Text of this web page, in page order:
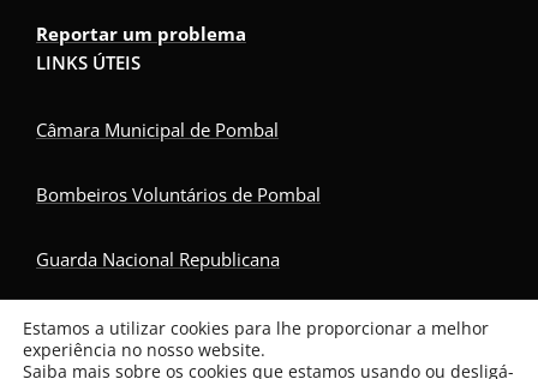
Reportar um problema
LINKS ÚTEIS
Câmara Municipal de Pombal
Bombeiros Voluntários de Pombal
Guarda Nacional Republicana
Serviço Nacional de Saúde
Estamos a utilizar cookies para lhe proporcionar a melhor
experiência no nosso website.
Saiba mais sobre os cookies que estamos usando ou desligá-